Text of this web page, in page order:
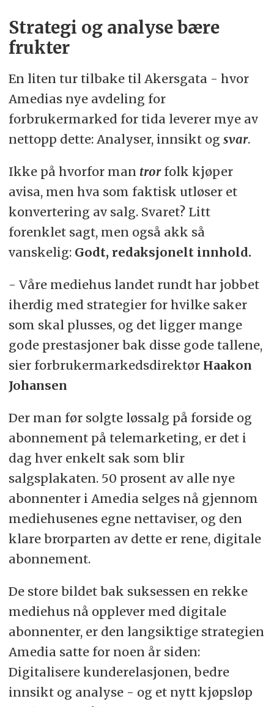
Strategi og analyse bære
frukter
En liten tur tilbake til Akersgata - hvor
Amedias nye avdeling for
forbrukermarked for tida leverer mye av
nettopp dette: Analyser, innsikt og svar.
Ikke på hvorfor man trorfolk kjøper
avisa, men hva som faktisk utløser et
konvertering av salg. Svaret? Litt
forenklet sagt, men også akk så
vanskelig: Godt, redaksjonelt innhold.
- Våre mediehus landet rundt har jobbet
iherdig med strategier for hvilke saker
som skal plusses, og det ligger mange
gode prestasjoner bak disse gode tallene,
sier forbrukermarkedsdirektør Haakon
Johansen
Der man før solgte løssalg på forside og
abonnement på telemarketing, er det i
dag hver enkelt sak som blir
salgsplakaten. 50 prosent av alle nye
abonnenter i Amedia selges nå gjennom
mediehusenes egne nettaviser, og den
klare brorparten av dette er rene, digitale
abonnement.
De store bildet bak suksessen en rekke
mediehus nå opplever med digitale
abonnenter, er den langsiktige strategien
Amedia satte for noen år siden:
Digitalisere kunderelasjonen, bedre
innsikt og analyse - og et nytt kjøpsløp